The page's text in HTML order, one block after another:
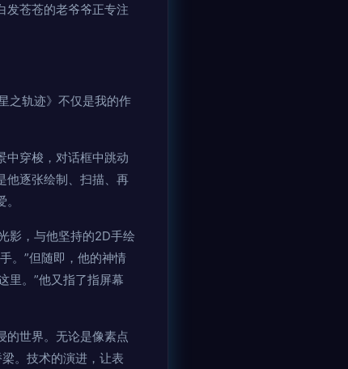
发苍苍的老爷爷正专注
之轨迹》不仅是我的作
中穿梭，对话框中跳动
他逐张绘制、扫描、再
影，与他坚持的2D手绘
。”但随即，他的神情
里。”他又指了指屏幕
的世界。无论是像素点
。技术的演进，让表